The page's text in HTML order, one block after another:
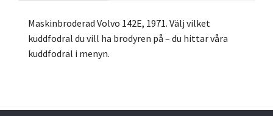
Maskinbroderad Volvo 142E, 1971. Välj vilket
kuddfodral du vill ha brodyren på – du hittar våra
kuddfodral i menyn.